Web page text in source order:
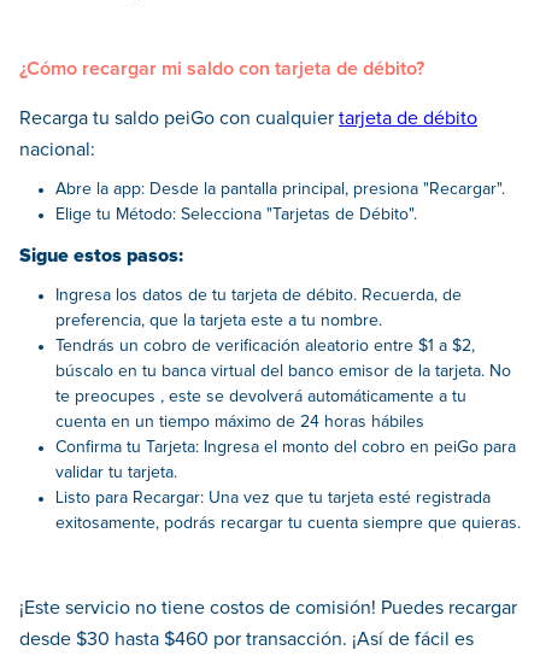
¿Cómo recargar mi saldo con tarjeta de débito?
Recarga tu saldo peiGo con cualquier tarjeta de débito
nacional:
Abre la app: Desde la pantalla principal, presiona "Recargar".
Elige tu Método: Selecciona "Tarjetas de Débito".
Sigue estos pasos:
Ingresa los datos de tu tarjeta de débito. Recuerda, de
preferencia, que la tarjeta este a tu nombre.
Tendrás un cobro de verificación aleatorio entre $1 a $2,
búscalo en tu banca virtual del banco emisor de la tarjeta. No
te preocupes , este se devolverá automáticamente a tu
cuenta en un tiempo máximo de 24 horas hábiles
Confirma tu Tarjeta: Ingresa el monto del cobro en peiGo para
validar tu tarjeta.
Listo para Recargar: Una vez que tu tarjeta esté registrada
exitosamente, podrás recargar tu cuenta siempre que quieras.
¡Este servicio no tiene costos de comisión! Puedes recargar
desde $30 hasta $460 por transacción. ¡Así de fácil es